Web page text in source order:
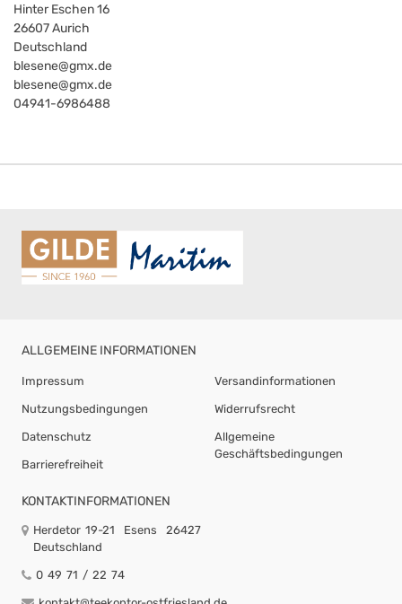
Hinter Eschen 16
26607Aurich
Deutschland
blesene@gmx.de
blesene@gmx.de
04941-6986488
ALLGEMEINE INFORMATIONEN
Impressum
Nutzungsbedingungen
Datenschutz
Barrierefreiheit
Versandinformationen
Widerrufsrecht
Allgemeine
Geschäftsbedingungen
KONTAKTINFORMATIONEN
Herdetor 19-21 Esens
26427
Deutschland
0 49 71 / 22 74